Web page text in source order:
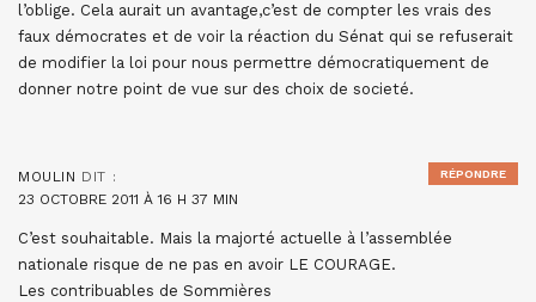
l’oblige. Cela aurait un avantage,c’est de compter les vrais des
faux démocrates et de voir la réaction du Sénat qui se refuserait
de modifier la loi pour nous permettre démocratiquement de
donner notre point de vue sur des choix de societé.
MOULIN DIT :
23 OCTOBRE 2011 À 16 H 37 MIN
C’est souhaitable. Mais la majorté actuelle à l’assemblée
nationale risque de ne pas en avoir LE COURAGE.
Les contribuables de Sommières
RÉPONDRE